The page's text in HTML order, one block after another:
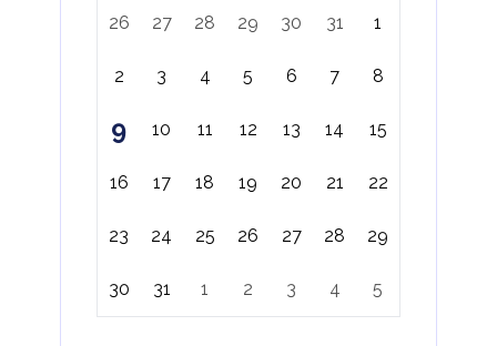
26 27 28 29 30 31 1
2 3 4 5 6 7 8
9 10 11 12 13 14 15
16 17 18 19 20 21 22
23 24 25 26 27 28 29
30 31 1 2 3 4 5